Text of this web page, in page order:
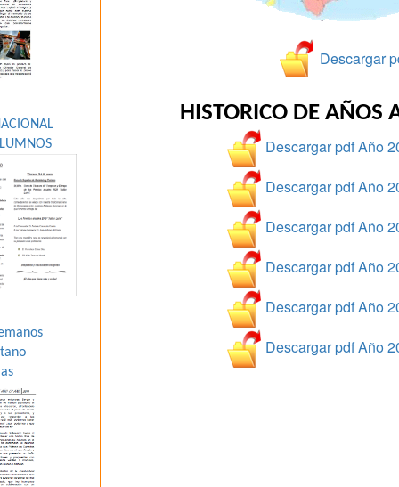
Descargar
HISTORICO DE AÑOS
Descargar pdf Año
Descargar pdf Año
Descargar pdf Año
Descargar pdf Año
Descargar pdf Año
Descargar pdf Año